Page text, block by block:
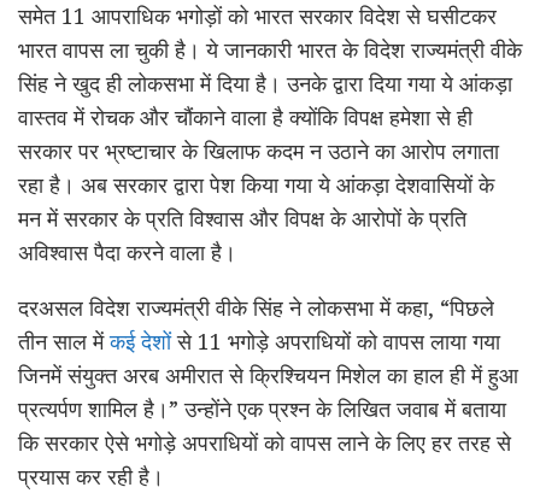
समेत 11 आपराधिक भगोड़ों को भारत सरकार विदेश से घसीटकर
भारत वापस ला चुकी है। ये जानकारी भारत के विदेश राज्यमंत्री वीके
सिंह ने खुद ही लोकसभा में दिया है। उनके द्वारा दिया गया ये आंकड़ा
वास्तव में रोचक और चौंकाने वाला है क्योंकि विपक्ष हमेशा से ही
सरकार पर भ्रष्टाचार के खिलाफ कदम न उठाने का आरोप लगाता
रहा है। अब सरकार द्वारा पेश किया गया ये आंकड़ा देशवासियों के
मन में सरकार के प्रति विश्वास और विपक्ष के आरोपों के प्रति
अविश्वास पैदा करने वाला है।
दरअसल विदेश राज्यमंत्री वीके सिंह ने लोकसभा में कहा, “पिछले
तीन साल मेंकई देशोंसे 11 भगोड़े अपराधियों को वापस लाया गया
जिनमें संयुक्त अरब अमीरात से क्रिश्चियन मिशेल का हाल ही में हुआ
प्रत्यर्पण शामिल है।” उन्होंने एक प्रश्न के लिखित जवाब में बताया
कि सरकार ऐसे भगोड़े अपराधियों को वापस लाने के लिए हर तरह से
प्रयास कर रही है।